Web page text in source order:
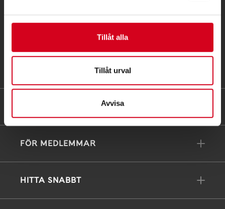
Tillåt alla
Tillåt urval
Avvisa
PG 90 10 07-5 | BG 901-0075 | Swishgåva 90 100
75 | Organisationsnummer 802002-3605
FÖR MEDLEMMAR
HITTA SNABBT